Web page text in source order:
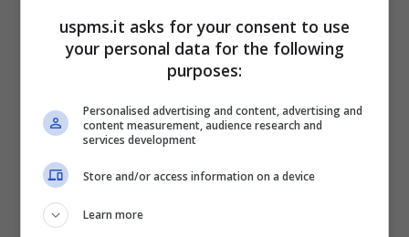
Pulizia dell’ottone: soluzioni efficaci per una pulizia perfetta
– uspms.it
lucidare le maniglie in ottoneper farle
bicarbonatopuò essere applicato per una
decina di minuti, poi risciacquato. L’
uspms.it asks for your consent to use
your personal data for the following
purposes:
Personalised advertising and content, advertising and
content measurement, audience research and
services development
Store and/or access information on a device
Learn more